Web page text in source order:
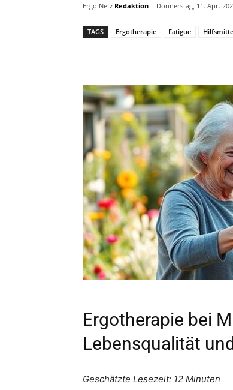
Ergo Netz Redaktion Donnerstag, 11. Apr.
TAGS Ergotherapie Fatigue
Ergotherapie bei
Lebensqualität
Geschätzte Lesezeit: 12 Minuten